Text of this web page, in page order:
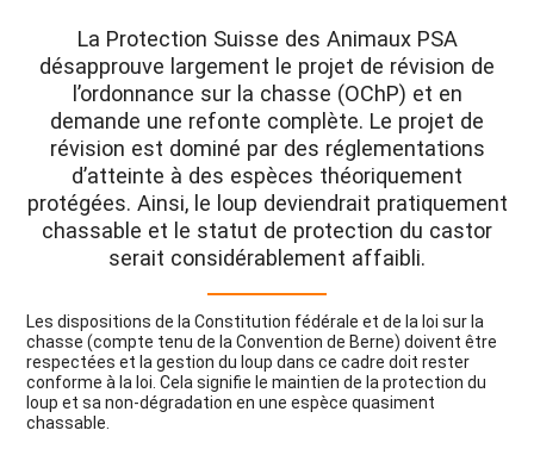
La Protection Suisse des Animaux PSA
désapprouve largement le projet de révision de
l’ordonnance sur la chasse (OChP) et en
demande une refonte complète. Le projet de
révision est dominé par des réglementations
d’atteinte à des espèces théoriquement
protégées. Ainsi, le loup deviendrait pratiquement
chassable et le statut de protection du castor
serait considérablement affaibli.
Les dispositions de la Constitution fédérale et de la loi sur la
chasse (compte tenu de la Convention de Berne) doivent être
respectées et la gestion du loup dans ce cadre doit rester
conforme à la loi. Cela signifie le maintien de la protection du
loup et sa non-dégradation en une espèce quasiment
chassable.